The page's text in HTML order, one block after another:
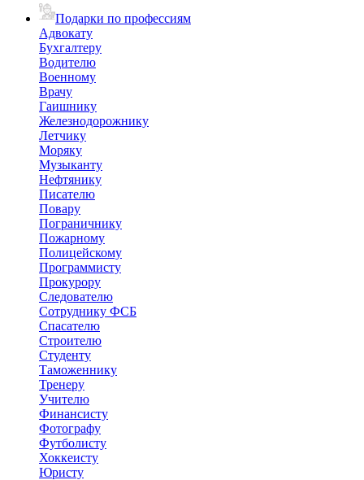
Подарки по профессиям
Адвокату
Бухгалтеру
Водителю
Военному
Врачу
Гаишнику
Железнодорожнику
Летчику
Моряку
Музыканту
Нефтянику
Писателю
Повару
Пограничнику
Пожарному
Полицейскому
Программисту
Прокурору
Следователю
Сотруднику ФСБ
Спасателю
Строителю
Студенту
Таможеннику
Тренеру
Учителю
Финансисту
Фотографу
Футболисту
Хоккеисту
Юристу